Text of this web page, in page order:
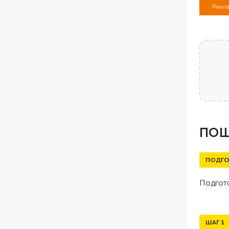
ШАГ 1